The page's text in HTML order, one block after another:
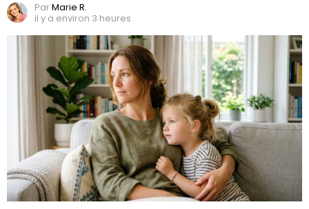
ParMarie R.
il y a environ 3 heures